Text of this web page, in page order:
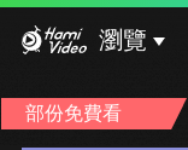
瀏覽
部份免費看